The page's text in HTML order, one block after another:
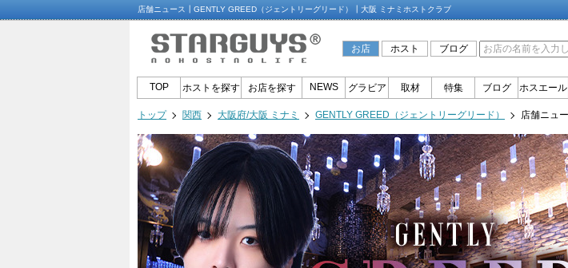
店舗ニュース┃GENTLY GREED（ジェントリーグリード）┃大阪 ミナミホストクラブ
お店 ホスト ブログ
TOP ホストを探す お店を探す NEWS グラビア 取材 特集 ブログ ホスエール
トップ 関西 大阪府/大阪 ミナミ GENTLY GREED（ジェントリーグリード） 店舗ニュ